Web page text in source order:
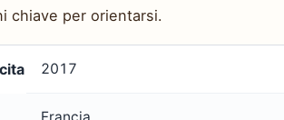
chiave per orientarsi.
2017